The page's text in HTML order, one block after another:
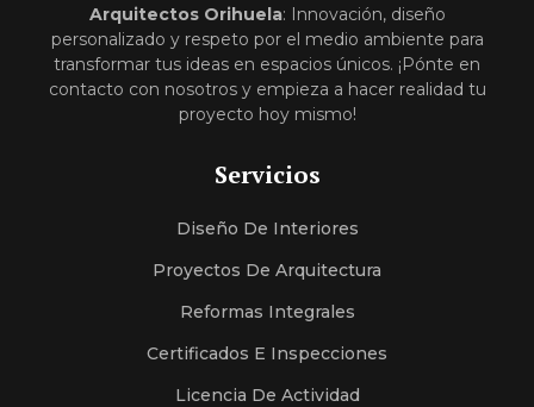
Arquitectos Orihuela: Innovación, diseño
personalizado y respeto por el medio ambiente para
transformar tus ideas en espacios únicos. ¡Pónte en
contacto con nosotros y empieza a hacer realidad tu
proyecto hoy mismo!
Servicios
Diseño De Interiores
Proyectos De Arquitectura
Reformas Integrales
Certificados E Inspecciones
Licencia De Actividad